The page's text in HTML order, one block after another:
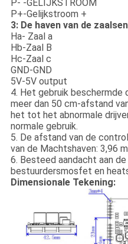
P- -GELIJKSTROOM
P+-Gelijkstroom +
3: De haven van de
Ha- Zaal a
Hb-Zaal B
Hc-Zaal c
GND-GND
5V-5V output
4. Het gebruik beschermde
meer dan 50 cm-afstand
het tot het abnormale
normale gebruik.
5. De afstand van de
van de Machtshaven: 3,96
6. Besteed aandacht aan
bestuurdersmosfet en
Dimensionale Tekening: